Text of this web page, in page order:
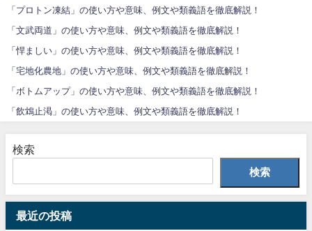
「プロトン凍結」の使い方や意味、例文や類義語を徹底解説！
「文武両道」の使い方や意味、例文や類義語を徹底解説！
「悍ましい」の使い方や意味、例文や類義語を徹底解説！
「宅地化農地」の使い方や意味、例文や類義語を徹底解説！
「ボトムアップ」の使い方や意味、例文や類義語を徹底解説！
「飲鴆止渇」の使い方や意味、例文や類義語を徹底解説！
検索
検索
最近の投稿